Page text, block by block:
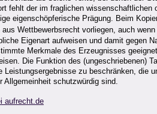
fehlt der im fraglichen
eigenschöpferische Prägung. Beim
Wettbewerbsrecht vorliegen, auch
Eigenart aufweisen und damit gegen
Merkmale des Erzeugnisses
Die Funktion des (ungeschriebenen)
Leistungsergebnisse zu beschränken, die
Allgemeinheit schutzwürdig sind.
aufrecht.de